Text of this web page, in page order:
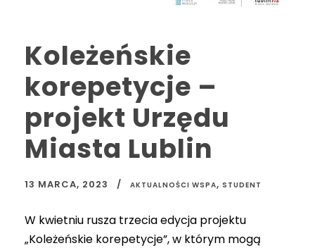
Koleżeńskie
korepetycje –
projekt Urzędu
Miasta Lublin
13 MARCA, 2023 AKTUALNOŚCI WSPA, STUDENT
W kwietniu rusza trzecia edycja projektu
„Koleżeńskie korepetycje”, w którym mogą